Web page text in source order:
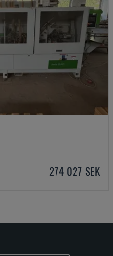
274 027 SEK